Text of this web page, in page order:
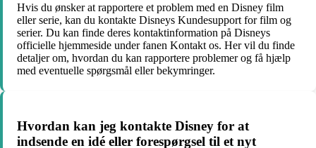
Hvis du ønsker at rapportere et problem med en Disney film
eller serie, kan du kontakte Disneys Kundesupport for film og
serier. Du kan finde deres kontaktinformation på Disneys
officielle hjemmeside under fanen Kontakt os. Her vil du finde
detaljer om, hvordan du kan rapportere problemer og få hjælp
med eventuelle spørgsmål eller bekymringer.
Hvordan kan jeg kontakte Disney for at
indsende en idé eller forespørgsel til et nyt